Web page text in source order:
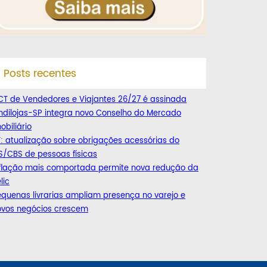
Posts recentes
de Vendedores e Viajantes 26/27 é assinada
SP integra novo Conselho do Mercado
atualização sobre obrigações acessórias do
CBS de pessoas físicas
mais comportada permite nova redução da
livrarias ampliam presença no varejo e
negócios crescem